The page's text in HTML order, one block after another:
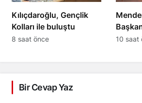
Kılıçdaroğlu, Gençlik
Kolları ile buluştu
8 saat önce 10 saat
Bir Cevap Yaz